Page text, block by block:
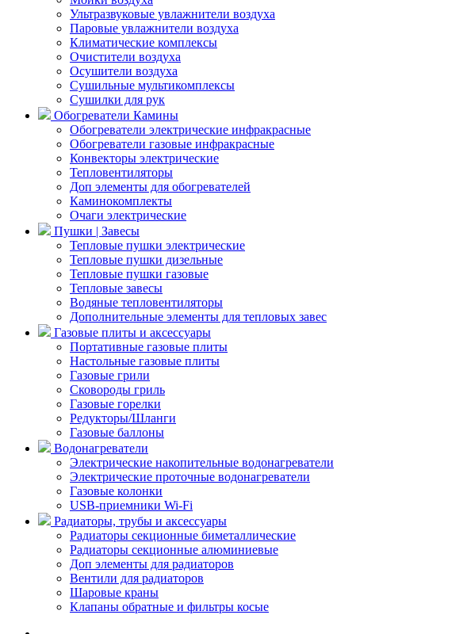
Ультразвуковые увлажнители воздуха
Паровые увлажнители воздуха
Климатические комплексы
Очистители воздуха
Осушители воздуха
Сушильные мультикомплексы
Сушилки для рук
Обогреватели Камины
Обогреватели электрические инфракрасные
Обогреватели газовые инфракрасные
Конвекторы электрические
Тепловентиляторы
Доп элементы для обогревателей
Каминокомплекты
Очаги электрические
Пушки | Завесы
Тепловые пушки электрические
Тепловые пушки дизельные
Тепловые пушки газовые
Тепловые завесы
Водяные тепловентиляторы
Дополнительные элементы для тепловых завес
Газовые плиты и аксессуары
Портативные газовые плиты
Настольные газовые плиты
Газовые грили
Сковороды гриль
Газовые горелки
Редукторы/Шланги
Газовые баллоны
Водонагреватели
Электрические накопительные водонагреватели
Электрические проточные водонагреватели
Газовые колонки
USB-приемники Wi-Fi
Радиаторы, трубы и аксессуары
Радиаторы секционные биметаллические
Радиаторы секционные алюминиевые
Доп элементы для радиаторов
Вентили для радиаторов
Шаровые краны
Клапаны обратные и фильтры косые